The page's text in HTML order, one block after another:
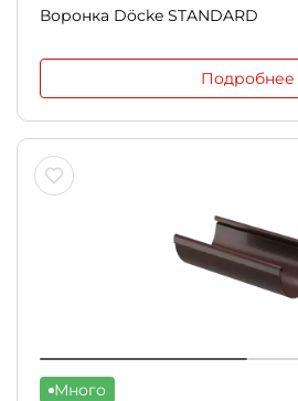
Воронка Döcke STANDARD
Подробнее
Много